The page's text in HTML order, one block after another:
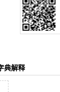
典解释